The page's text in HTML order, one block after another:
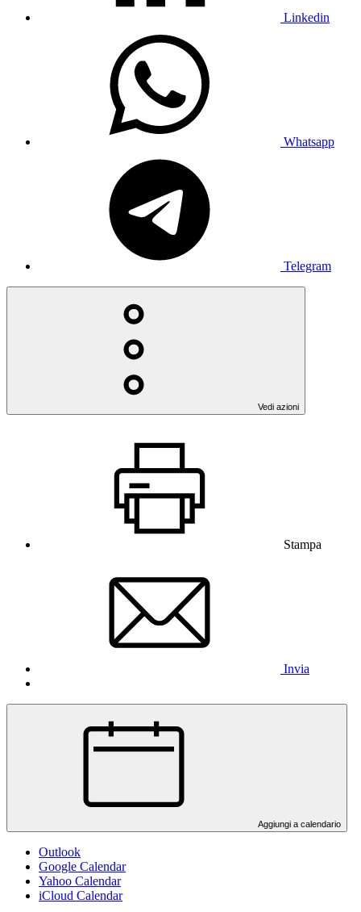
Linkedin
Whatsapp
Telegram
Vedi azioni
Stampa
Invia
Aggiungi a calendario
Outlook
Google Calendar
Yahoo Calendar
iCloud Calendar